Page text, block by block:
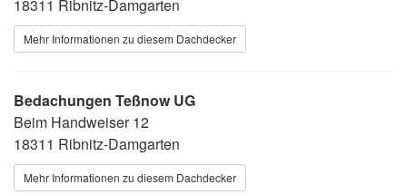
18311 Ribnitz-Damgarten
Mehr Informationen zu diesem Dachdecker
Bedachungen Teßnow UG
Beim Handweiser 12
18311 Ribnitz-Damgarten
Mehr Informationen zu diesem Dachdecker